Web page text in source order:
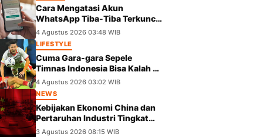
Cara Mengatasi Akun
WhatsApp Tiba-Tiba Terkunci
dan Masuk Masa Peninjauan
Massal
4 Agustus 2026 03:48 WIB
LIFESTYLE
Cuma Gara-gara Sepele
Timnas Indonesia Bisa Kalah di
Tangan Vietnam dalam Laga
Piala AFF 2026
4 Agustus 2026 03:02 WIB
NEWS
Kebijakan Ekonomi China dan
Pertaruhan Industri Tingkat
Tinggi di Panggung Global
3 Agustus 2026 08:15 WIB